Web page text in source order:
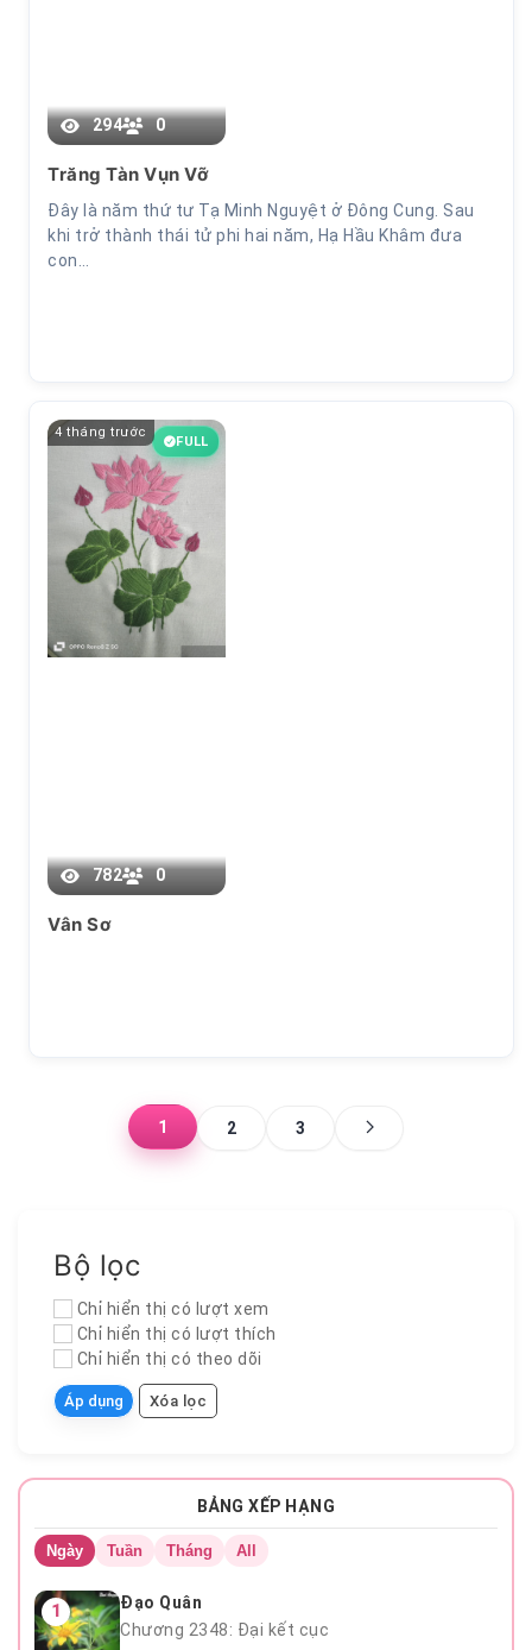
294 0
Trăng Tàn Vụn Vỡ
Đây là năm thứ tư Tạ Minh Nguyệt ở Đông Cung. Sau
khi trở thành thái tử phi hai năm, Hạ Hầu Khâm đưa
con…
4 tháng trước
FULL
782 0
Vân Sơ
1 2 3
Bộ lọc
Chỉ hiển thị có lượt xem
Chỉ hiển thị có lượt thích
Chỉ hiển thị có theo dõi
Áp dụng Xóa lọc
BẢNG XẾP HẠNG
Ngày Tuần Tháng All
1
Đạo Quân
Chương 2348: Đại kết cục